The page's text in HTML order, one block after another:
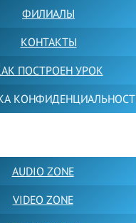
ФИЛИАЛЫ
КОНТАКТЫ
ПОСТРОЕН УРОК
AUDIO ZONE
VIDEO ZONE